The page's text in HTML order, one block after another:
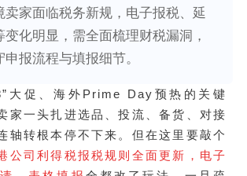
另外可提供加拿大成立公司和税务
卖家面临税务新规，电子报税、延
变化明显，需全面梳理财税漏洞，
申报流程与填报细节。
大促、海外Prime Day预热的关键
家一头扎进选品、投流、备货、对接
轴转根本停不下来。但在这里要敲个
公司利得税报税规则全面更新，电子